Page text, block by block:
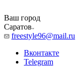
Ваш город
Саратов
freestyle96@mail.ru
Вконтакте
Telegram